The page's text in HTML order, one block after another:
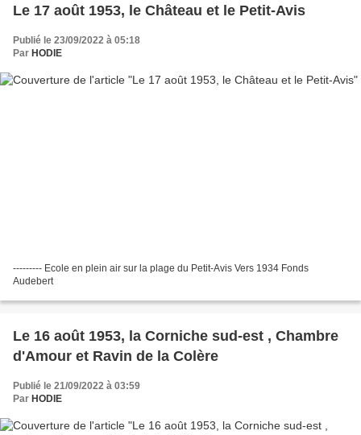
Le 17 août 1953, le Château et le Petit-Avis
Publié le 23/09/2022 à 05:18
Par HODIE
--------- Ecole en plein air sur la plage du Petit-Avis Vers 1934 Fonds
Audebert
Le 16 août 1953, la Corniche sud-est , Chambre
d'Amour et Ravin de la Colère
Publié le 21/09/2022 à 03:59
Par HODIE